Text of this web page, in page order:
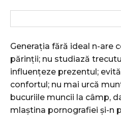
Generația fără ideal n-are
părinții; nu studiază
influențeze prezentul;
confortul; nu mai urcă
bucuriile muncii la câmp,
mlaștina pornografiei și-n